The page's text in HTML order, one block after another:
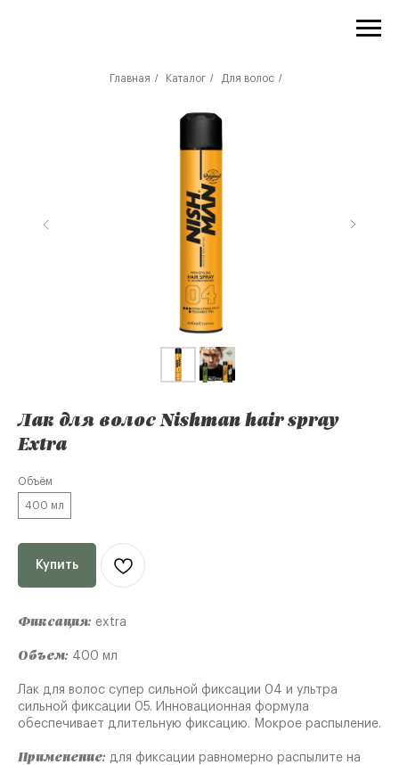
Главная / Каталог / Для волос /
Лак для волос Nishman hair spray
Extra
Объём
400 мл
Купить
Фиксация: extra
Объем: 400 мл
Лак для волос супер сильной фиксации 04 и ультра
сильной фиксации 05. Инновационная формула
обеспечивает длительную фиксацию. Мокрое распыление.
Применение: для фиксации равномерно распылите на